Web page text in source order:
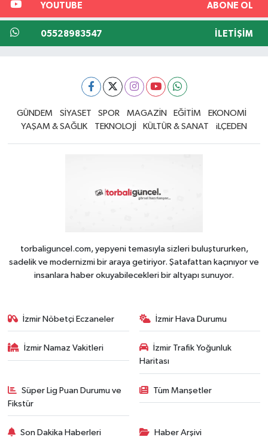
YOUTUBE ABONE OL
05528983547 İLETIŞIM
GÜNDEM SİYASET SPOR MAGAZİN EĞİTİM
EKONOMİ
YAŞAM & SAĞLIK
TEKNOLOJİ KÜLTÜR & SANAT iLÇEDEN
torbaliguncel.com, yepyeni temasıyla sizleri buluştururken,
sadelik ve modernizmi bir araya getiriyor. Şatafattan kaçınıyor ve
insanlara haber okuyabilecekleri bir altyapı sunuyor.
İzmir Nöbetçi Eczaneler İzmir Hava Durumu
İzmir Namaz Vakitleri
İzmir Trafik Yoğunluk
Haritası
Süper Lig Puan Durumu ve
Fikstür
Tüm Manşetler
Son Dakika Haberleri Haber Arşivi